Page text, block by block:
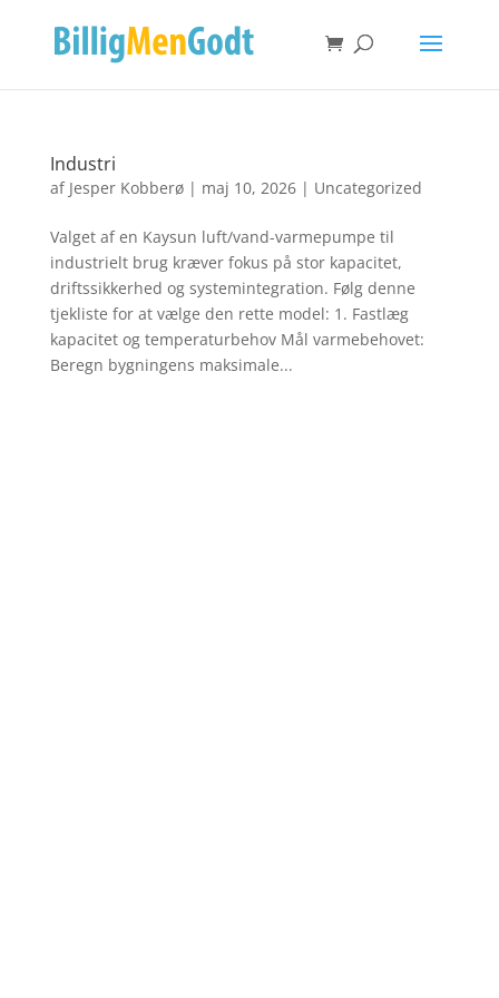
Industri
af Jesper Kobberø| maj 10, 2026| Uncategorized
Valget af en Kaysun luft/vand-varmepumpe til
industrielt brug kræver fokus på stor kapacitet,
driftssikkerhed og systemintegration. Følg denne
tjekliste for at vælge den rette model: 1. Fastlæg
kapacitet og temperaturbehov Mål varmebehovet:
Beregn bygningens maksimale...